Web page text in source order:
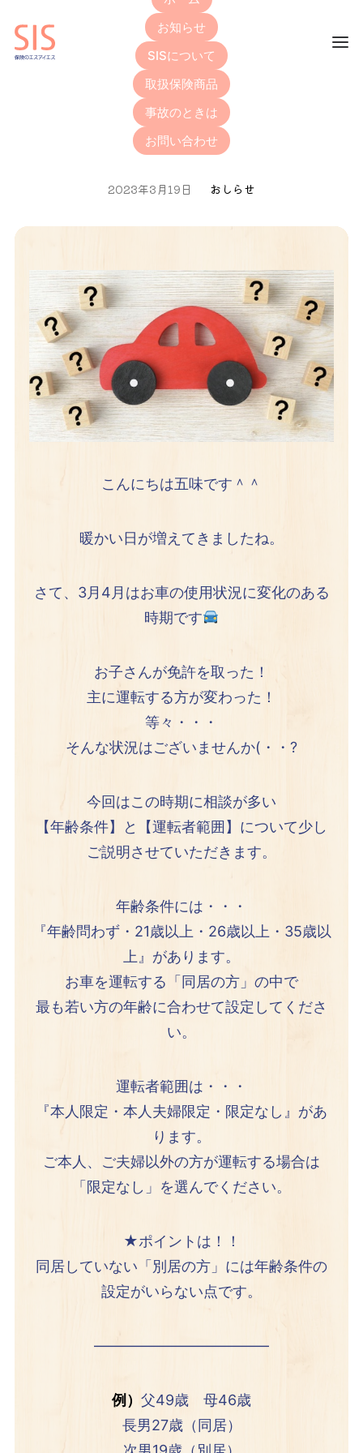
お知らせ
SISについて
取扱保険商品
事故のときは
お問い合わせ
年齢条件と運転者範囲のお
はなし
2023年3月19日 おしらせ
こんにちは五味です＾＾
暖かい日が増えてきましたね。
さて、3月4月はお車の使用状況に変化のある
時期です
お子さんが免許を取った！
主に運転する方が変わった！
等々・・・
そんな状況はございませんか(・・?
今回はこの時期に相談が多い
【年齢条件】と【運転者範囲】について少し
ご説明させていただきます。
年齢条件には・・・
『年齢問わず・21歳以上・26歳以上・35歳以
上』があります。
お車を運転する「同居の方」の中で
最も若い方の年齢に合わせて設定してくださ
い。
運転者範囲は・・・
『本人限定・本人夫婦限定・限定なし』があ
ります。
ご本人、ご夫婦以外の方が運転する場合は
「限定なし」を選んでください。
★ポイントは！！
同居していない「別居の方」には年齢条件の
設定がいらない点です。
————————————
例） 父49歳 母46歳
長男27歳（同居）